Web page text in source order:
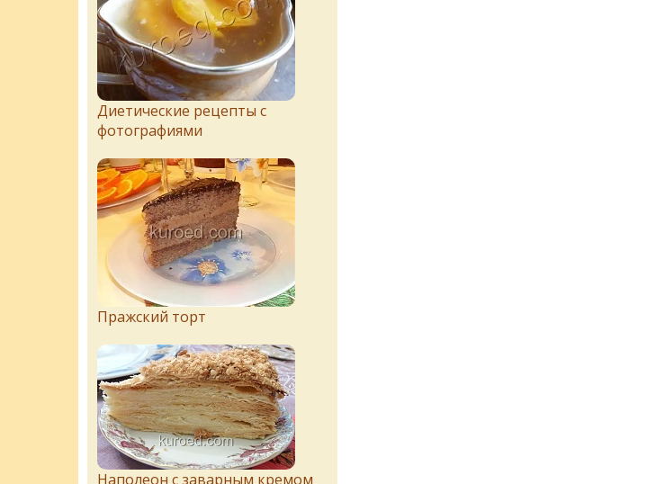
Диетические рецепты с
фотографиями
Пражский торт
Наполеон с заварным кремом